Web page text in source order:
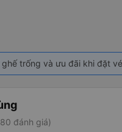
trống và ưu đãi khi đặt vé
đánh giá)